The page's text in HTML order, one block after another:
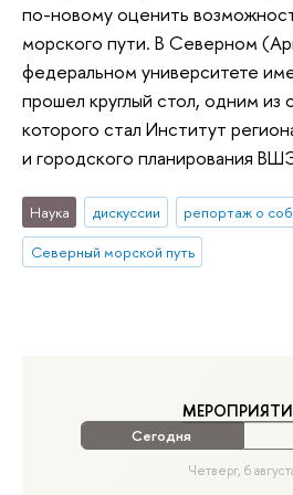
Сегодня
Четверг, 6
по-новому оценить
морского пути. В Северном
федеральном университете
прошел круглый стол, одним из
которого стал Институт
и городского планирования
Наука дискуссии репортаж о
Северный морской путь